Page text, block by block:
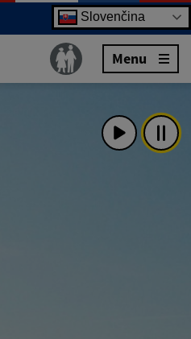
Slovenčina
Menu